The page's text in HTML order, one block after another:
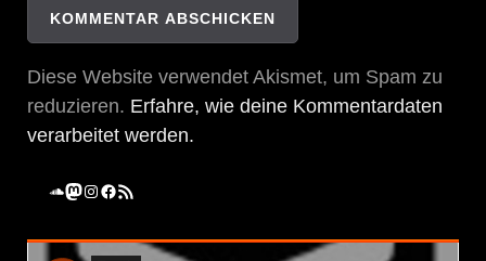
Diese Website verwendet Akismet, um Spam zu
reduzieren. Erfahre, wie deine Kommentardaten
verarbeitet werden.
SoundCloud
Mastodon
Instagram
Facebook
RSS-Feed